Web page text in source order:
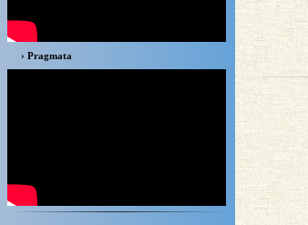
› Pragmata